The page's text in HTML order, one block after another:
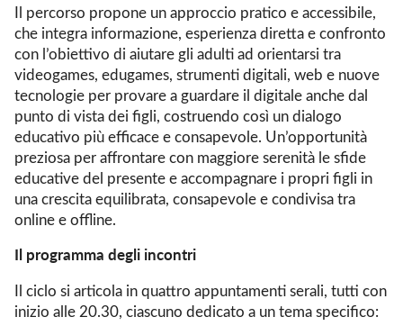
Il percorso propone un approccio pratico e accessibile,
che integra informazione, esperienza diretta e confronto
con l’obiettivo di aiutare gli adulti ad orientarsi tra
videogames, edugames, strumenti digitali, web e nuove
tecnologie per provare a guardare il digitale anche dal
punto di vista dei figli, costruendo così un dialogo
educativo più efficace e consapevole. Un’opportunità
preziosa per affrontare con maggiore serenità le sfide
educative del presente e accompagnare i propri figli in
una crescita equilibrata, consapevole e condivisa tra
online e offline.
Il programma degli incontri
Il ciclo si articola in quattro appuntamenti serali, tutti con
inizio alle 20.30, ciascuno dedicato a un tema specifico: